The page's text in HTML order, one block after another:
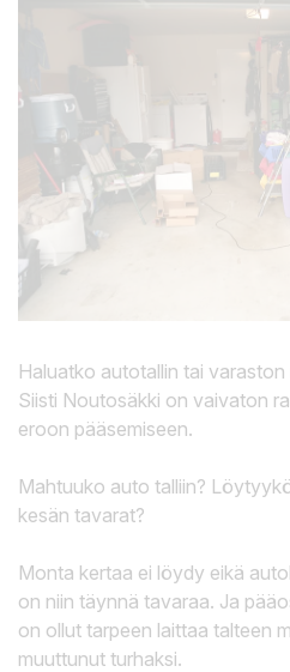
Haluatko autotallin tai
Siisti Noutosäkki on vaivaton
eroon pääsemiseen.
Mahtuuko auto talliin?
kesän tavarat?
Monta kertaa ei löydy eikä
on niin täynnä tavaraa. Ja
on ollut tarpeen laittaa talteen
muuttunut turhaksi.